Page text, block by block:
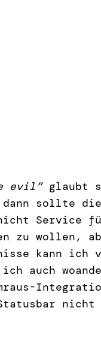
evil”glaubt
sollte die
Service
zu wollen,
kann ich
auch
nicht